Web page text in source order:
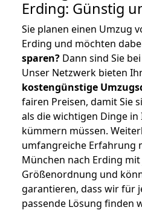
Erding: Günstig
Sie planen einen Umzug
Erding und möchten
sparen? Dann sind Sie
Unser Netzwerk bieten
kostengünstige
fairen Preisen, damit Sie
als die wichtigen Dinge
kümmern müssen.
umfangreiche Erfahrung
München nach Erding
Größenordnung und
garantieren, dass wir für
passende Lösung finden